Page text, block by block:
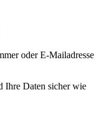
oder E-Mailadresse
Ihre Daten sicher wie